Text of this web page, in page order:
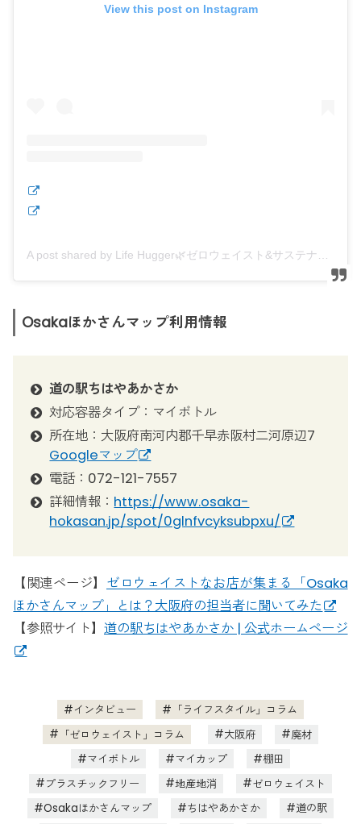
View this post on Instagram
Osakaほかさんマップ利用情報
道の駅ちはやあかさか
対応容器タイプ：マイボトル
所在地：大阪府南河内郡千早赤阪村二河原辺7
Googleマップ
電話：072-121-7557
詳細情報： https://www.osaka-
hokasan.jp/spot/0glnfvcyksubpxu/
【関連ページ】 ゼロウェイストなお店が集まる「Osaka
ほかさんマップ」とは？大阪府の担当者に聞いてみた
【参照サイト】道の駅ちはやあかさか | 公式ホームページ
インタビュー
「ライフスタイル」コラム
「ゼロウェイスト」コラム
大阪府
廃材
マイボトル
マイカップ
棚田
プラスチックフリー
地産地消
ゼロウェイスト
Osakaほかさんマップ
ちはやあかさか
道の駅